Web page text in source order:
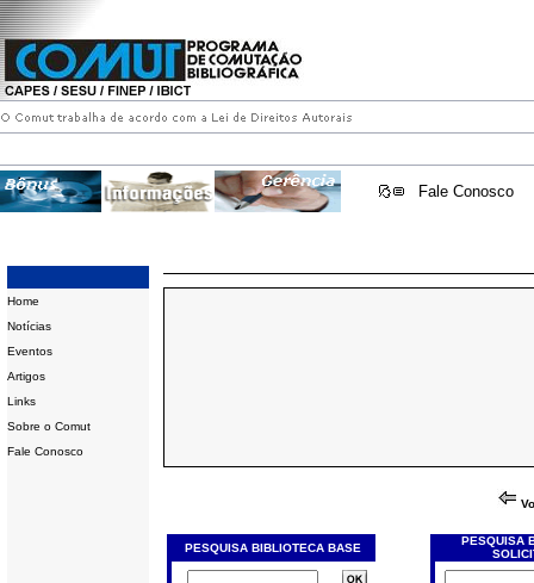
Fale Conosco
Home
Notícias
Eventos
Artigos
Links
Sobre o Comut
Fale Conosco
PESQUISA BIBLIOTECA BASE
PESQUISA